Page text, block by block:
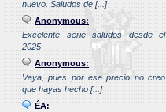
nuevo. Saludos de [...]
Anonymous:
Excelente serie saludos desde el
2025
Anonymous:
Vaya, pues por ese precio no creo
que hayas hecho [...]
ÉA: